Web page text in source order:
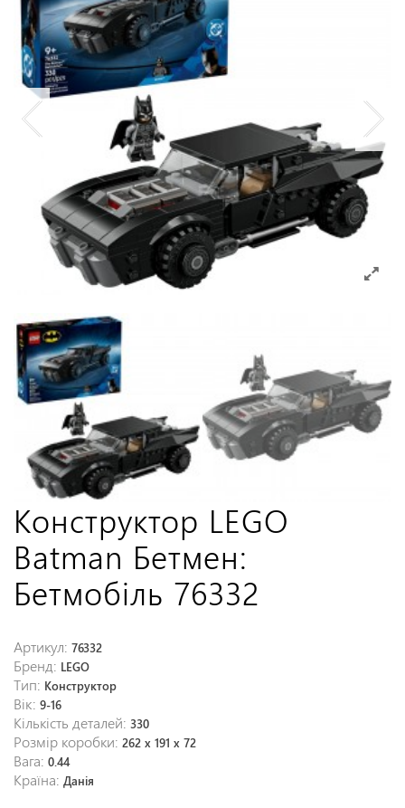
Конструктор LEGO
Batman Бетмен:
Бетмобіль 76332
Артикул: 76332
Бренд: LEGO
Тип: Конструктор
Вік: 9-16
Кількість деталей: 330
Розмір коробки: 262 x 191 x 72
Вага: 0.44
Країна: Данія